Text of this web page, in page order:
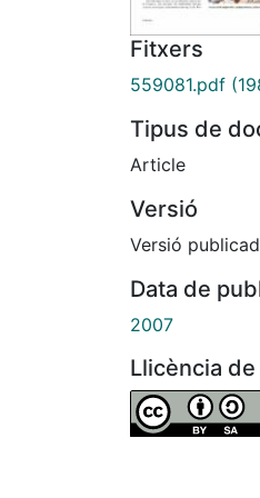
Fitxers
559081.pdf
Tipus de
Article
Versió
Versió
Data de
2007
Llicència